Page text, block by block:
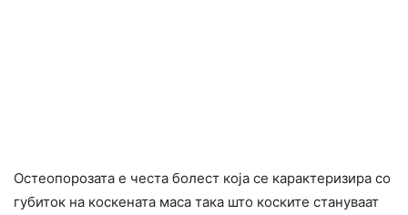
Остеопорозата е честа болест која се карактеризира со
губиток на коскената маса така што коските стануваат